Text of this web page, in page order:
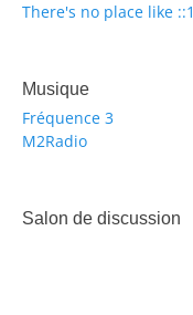
There's no place like ::1
Musique
Fréquence 3
M2Radio
Salon de discussion